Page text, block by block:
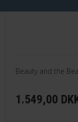
Beauty and the
1.549,00